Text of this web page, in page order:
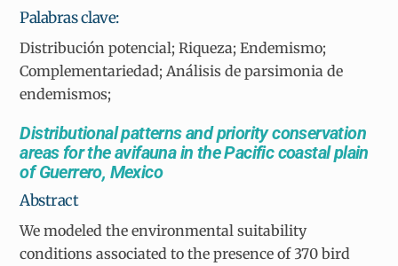
Palabras clave:
Distribución potencial; Riqueza; Endemismo;
Complementariedad; Análisis de parsimonia de
endemismos;
Distributional patterns and priority conservation
areas for the avifauna in the Pacific coastal plain
of Guerrero, Mexico
Abstract
We modeled the environmental suitability
conditions associated to the presence of 370 bird